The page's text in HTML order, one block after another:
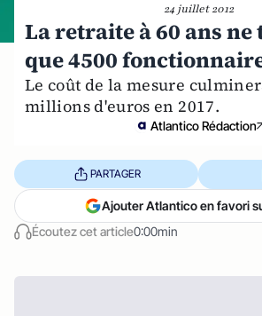
24 juillet 2012
La retraite à 60 ans
que 4500
Le coût de la mesure
millions d'euros en 2017.
Atlantico Rédaction
Écoutez cet article0:00min
PARTAGER
Ajouter Atlantico en favori